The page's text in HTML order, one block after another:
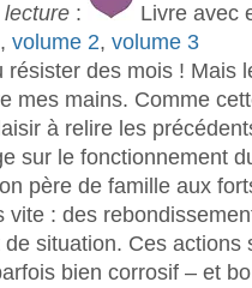
:
Livre avec
, volume 2, volume 3
résister des mois ! Mais
mes mains. Comme
à relire les
sur le fonctionnement
père de famille aux
vite : des
situation. Ces actions
bien corrosif – et